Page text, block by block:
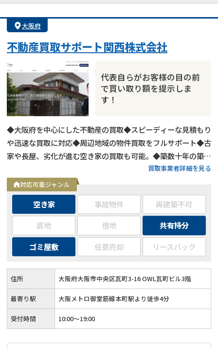
大阪府
不動産買取サポート関西株式会社
代表自らがお客様の目の前
で買い取り額を提示しま
す！
◆大阪府を中心にした不動産の買取◆スピーディーな見積もり
や迅速な買取に対応◆周辺地域の物件買取をフルサポート◆古
家や長屋、劣化が進む空き家の買取も可能。◆築数十年の築古
物件や心理的瑕疵物件の買取もOK◆お客様第一主義で取り組
む買取
買取事業者詳細を見る
対応可能ジャンル
空き家 事故物件
再建築不可
底地
借地
共有持分
ゴミ屋敷
任意売却 リースバック
住所 大阪府大阪市中央区瓦町3-16 OWL瓦町ビル3階
最寄り駅 大阪メトロ御堂筋線本町駅より徒歩4分
受付時間 10:00～19:00